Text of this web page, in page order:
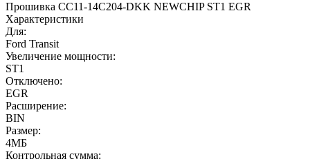
Прошивка CC11-14C204-DKK NEWCHIP ST1 EGR
Характеристики
Для:
Ford Transit
Увеличение мощности:
ST1
Отключено:
EGR
Расширение:
BIN
Размер:
4МБ
Контрольная сумма: